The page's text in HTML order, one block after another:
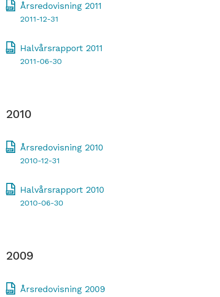
Årsredovisning 2011
2011-12-31
Halvårsrapport 2011
2011-06-30
2010
Årsredovisning 2010
2010-12-31
Halvårsrapport 2010
2010-06-30
2009
Årsredovisning 2009